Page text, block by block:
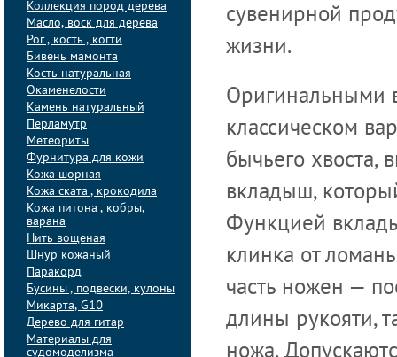
Коллекция пород дерева
Масло, воск для дерева
Рог , кость , когти
Бивень мамонта
Кость натуральная
Окаменелости
Камень натуральный
Перламутр
Метеориты
Фурнитура для кожи
Кожа шорная
Кожа ската , крокодила
Кожа питона , кобры,
варана
Нить вощеная
Шнур кожаный
Паракорд
Бусины , подвески, кулоны
Микарта, G10
Дерево для гитар
Материалы для
судомоделизма
сувенирной
жизни.
Оригинальными
классическом
бычьего хвоста,
вкладыш,
Функцией
клинка от
часть ножен —
длины рукояти,
ножа.